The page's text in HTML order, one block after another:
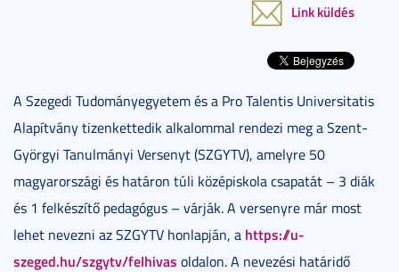
Link küldés
A Szegedi Tudományegyetem és a Pro Talentis Universitatis
Alapítvány tizenkettedik alkalommal rendezi meg a Szent-
Györgyi Tanulmányi Versenyt (SZGYTV), amelyre 50
magyarországi és határon túli középiskola csapatát – 3 diák
és 1 felkészítő pedagógus – várják. A versenyre már most
lehet nevezni az SZGYTV honlapján, a https://u-
szeged.hu/szgytv/felhivas oldalon. A nevezési határidő